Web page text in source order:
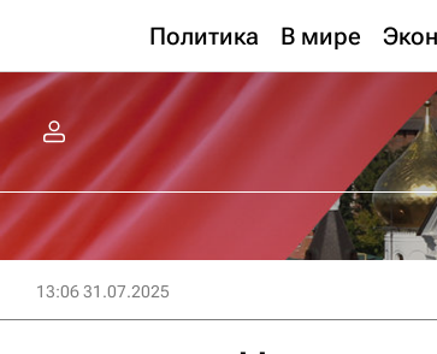
Политика В мире
13:06 31.07.2025